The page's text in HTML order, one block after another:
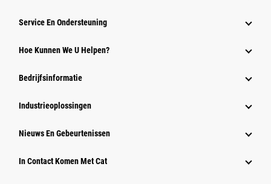
Service En Ondersteuning
Hoe Kunnen We U Helpen?
Bedrijfsinformatie
Industrieoplossingen
Nieuws En Gebeurtenissen
In Contact Komen Met Cat